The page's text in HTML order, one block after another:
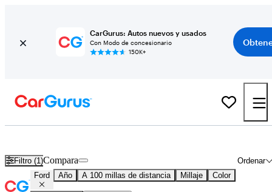
CarGurus: Autos nuevos y usados
Con Modo de concesionario
150K+
Filtro (1) Ordenar
Compara
Ford Año A 100 millas de distancia Millaje Color